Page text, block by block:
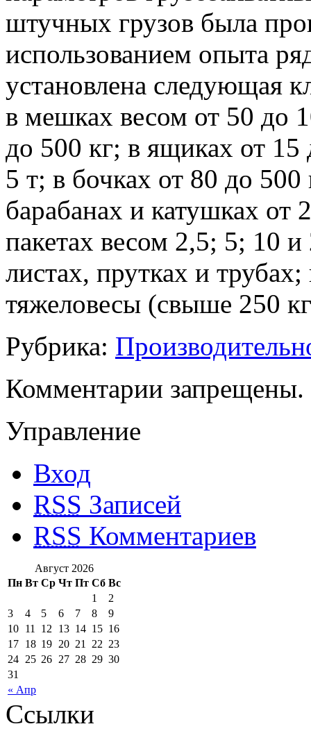
штучных грузов была
использованием опыта
установлена следующая
в мешках весом от 50 до
до 500 кг; в ящиках от 15
5 т; в бочках от 80 до
барабанах и катушках от
пакетах весом 2,5; 5; 10
листах, прутках и
тяжеловесы (свыше 250
Рубрика:
Комментарии запрещены.
Управление
Вход
RSS Записей
RSS Комментариев
Август 2026
Пн Вт Ср Чт Пт Сб Вс
« Апр
1
2
3
4 5 6 7 8
9
10 11 12 13 14 15 16
17 18 19 20 21 22 23
24 25 26 27 28 29 30
31
Ссылки